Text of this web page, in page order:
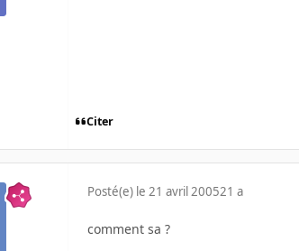
Citer
Posté(e) le 21 avril 200521 a
comment sa ?